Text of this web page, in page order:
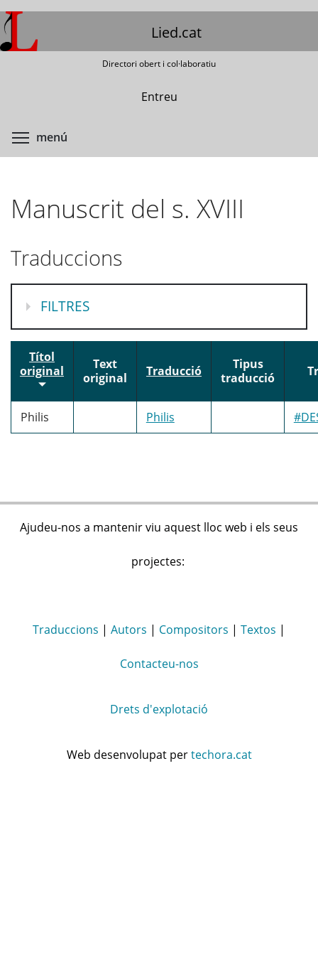
Vés
al
contingut
Lied.cat
Directori obert i col·laboratiu
Entreu
menú
Manuscrit del s. XVIII
Traduccions
MOSTRA
FILTRES
Títol
original
Text
original
Traducció
Tipus
traducció
Philis Philis
Ajudeu-nos a mantenir viu aquest lloc web i els seus
projectes:
Traduccions | Autors | Compositors | Textos |
Contacteu-nos
Drets d'explotació
Web desenvolupat pertechora.cat